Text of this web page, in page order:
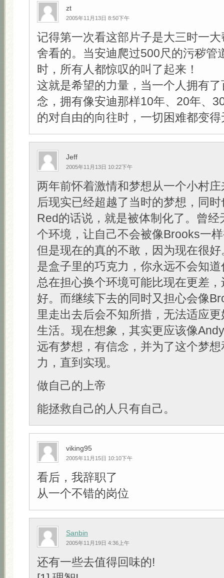
zt
2005年11月13日 8:50下午
记得第一次看这部片子是大三时一
舍看的。当安迪爬过500尺的污秽管
时，所有人都惊叹的叫了起来！
这就是希望的力量，当一个人拥有
念，拥有像安迪那样10年、20年、
的对自由的向往时，一切困难都变
Jeff
2005年11月13日 10:22下午
两年前怀着激情和梦想从一个小村
后现实已经超越了当时的梦想，同
Red的话说，就是被体制化了。曾经
个环境，让自己不会被像Brooks一
但是现在的真的不敢，因为现在很
是盒子里的巧克力，你永远不会知
总在担心换个环境可能比现在更差
好。而继续下去的同时又担心会像
里走出去后会不知所措，无法适应
生活。现在想象，其实更应该像
远有梦想，有信念，并为了这个梦
力，直到实现。
做自己的上帝
能拯救自己的人只有自己。
viking95
2005年11月15日 10:10下午
看后，我辞职了
从一个不错的岗位
Sanbin
2005年11月19日 4:36上午
还有一些去值得回味的!